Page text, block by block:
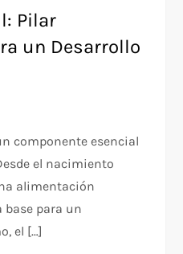
Pilar
un Desarrollo
componente esencial
el nacimiento
alimentación
base para un
el […]